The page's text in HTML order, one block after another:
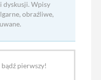
dyskusji. Wpisy
obraźliwe,
pierwszy!